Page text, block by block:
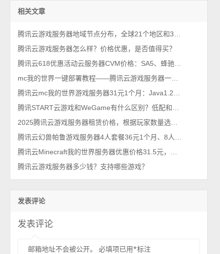
相关文章
腾讯云游戏服务器怎么样？价格优惠，是否值得买？
腾讯云游戏服务器多少钱？支持哪些游戏？
发表评论
发表评论
邮箱地址不会被公开。 必填项已用*标注